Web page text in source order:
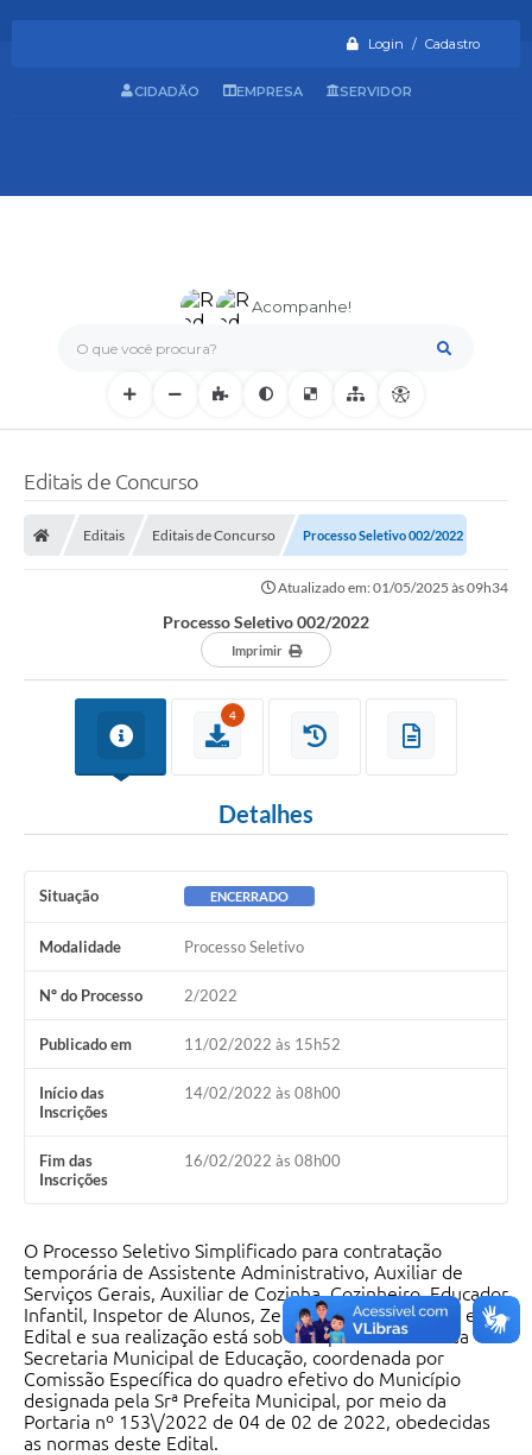
Login / Cadastro
O que você procura?
Acompanhe!
CIDADÃO EMPRESA SERVIDOR
Editais de Concurso
Editais Editais de Concurso Processo Seletivo 002/2022
Atualizado em: 01/05/2025 às 09h34
Processo Seletivo 002/2022
Imprimir
4
Detalhes
Situação ENCERRADO
Modalidade Processo Seletivo
Nº do Processo 2/2022
Publicado em 11/02/2022 às 15h52
Início das
Inscrições
14/02/2022 às 08h00
Fim das
Inscrições
16/02/2022 às 08h00
O Processo Seletivo Simplificado para contratação
temporária de Assistente Administrativo, Auxiliar de
Serviços Gerais, Auxiliar de Cozinha, Cozinheiro, Educador
Infantil, Inspetor de Alunos, Zelador, será regido por este
Edital e sua realização está sob a responsabilidade da
Secretaria Municipal de Educação, coordenada por
Comissão Específica do quadro efetivo do Município
designada pela Srª Prefeita Municipal, por meio da
Portaria nº 153\/2022 de 04 de 02 de 2022, obedecidas
as normas deste Edital.